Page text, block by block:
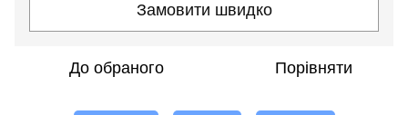
Замовити швидко
До обраного Порівняти